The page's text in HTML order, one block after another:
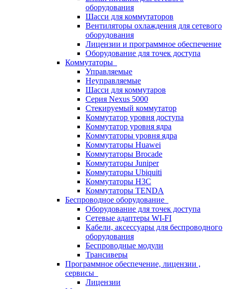
оборудования
Шасси для коммутаторов
Вентиляторы охлаждения для сетевого
оборудования
Лицензии и программное обеспечение
Оборудование для точек доступа
Коммутаторы
Управляемые
Неуправляемые
Шасси для коммутаров
Серия Nexus 5000
Стекируемый коммутатор
Коммутатор уровня доступа
Коммутатор уровня ядра
Коммутаторы уровня ядра
Коммутаторы Huawei
Коммутаторы Brocade
Коммутаторы Juniper
Коммутаторы Ubiquiti
Коммутаторы H3C
Коммутаторы TENDA
Беспроводное оборудование
Оборудование для точек доступа
Сетевые адаптеры WI-FI
Кабели, аксессуары для беспроводного
оборудования
Беспроводные модули
Трансиверы
Программное обеспечение, лицензии ,
сервисы
Лицензии